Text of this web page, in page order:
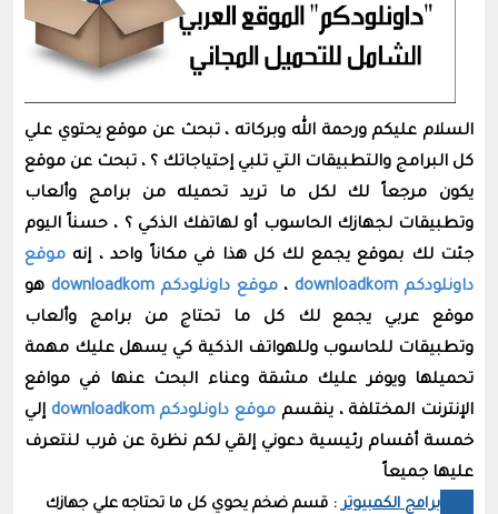
السلام عليكم ورحمة الله وبركاته ، تبحث عن موقع يحتوي علي
كل البرامج والتطبيقات التي تلبي إحتياجاتك ؟ ، تبحث عن موقع
يكون مرجعاً لك لكل ما تريد تحميله من برامج وألعاب
وتطبيقات لجهازك الحاسوب أو لهاتفك الذكي ؟ ، حسناً اليوم
جئت لك بموقع يجمع لك كل هذا في مكاناً واحد ، إنه موقع
داونلودكم downloadkom
،موقع داونلودكم downloadkom
هو
موقع عربي يجمع لك كل ما تحتاج من برامج وألعاب
وتطبيقات للحاسوب وللهواتف الذكية كي يسهل عليك مهمة
تحميلها ويوفر عليك مشقة وعناء البحث عنها في مواقع
الإنترنت المختلفة ، ينقسم موقع داونلودكم downloadkom
إلي
خمسة أقسام رئيسية دعوني إلقي لكم نظرة عن قرب لنتعرف
عليها جميعاً
برامج الكمبيوتر : قسم ضخم يحوي كل ما تحتاجه علي جهازك